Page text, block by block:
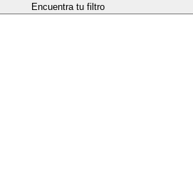
Encuentra tu filtro